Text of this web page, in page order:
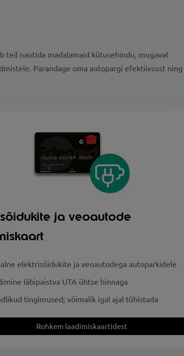
teil nautida madalamaid kütusehindu, mugavat
Parandage oma autopargi efektiivsust ning
ja veoautode
elektrisõidukite ja veoautodega autoparkidele
läbipaistva UTA ühtse hinnaga
tingimused; võimalik igal ajal tühistada
Rohkem laadimiskaartidest